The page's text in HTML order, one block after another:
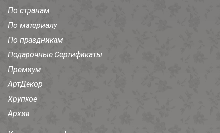
По странам
По материалу
По праздникам
Подарочные Сертификаты
Премиум
АртДекор
Хрупкое
Архив